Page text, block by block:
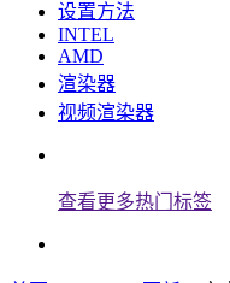
设置方法
INTEL
AMD
渲染器
视频渲染器
查看更多热门标签